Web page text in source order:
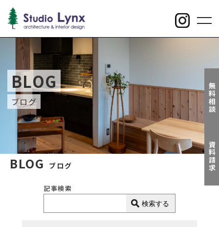
無料相談
資料請求
BLOG
ブログ
BLOG ブログ
記事検索
検索する